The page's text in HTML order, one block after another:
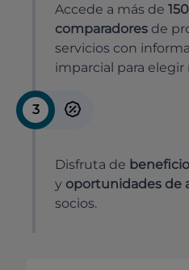
Accede a más de 150
comparadores de
servicios con
imparcial para elegir
3
Disfruta de
y oportunidades de
socios.